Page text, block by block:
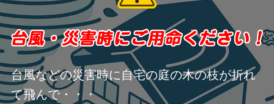
台風などの災害時に自宅の庭の木の枝が折れ
て飛んで・・・